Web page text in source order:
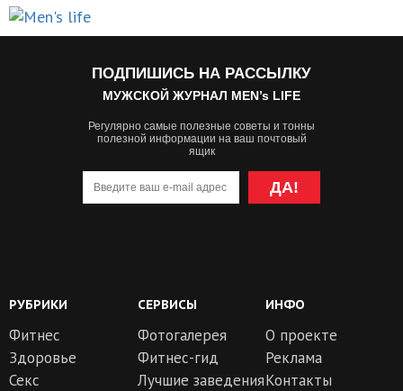
ПОДПИШИСЬ НА РАССЫЛКУ
МУЖСКОЙ ЖУРНАЛ MEN’s LIFE
Регулярно самые полезные советы и тонны
полезной информации на ваш почтовый
ящик
ДА!
РУБРИКИ
Фитнес
Здоровье
Секс
СЕРВИСЫ
Фотогалерея
Фитнес-гид
Лучшие заведения
ИНФО
О проекте
Реклама
Контакты